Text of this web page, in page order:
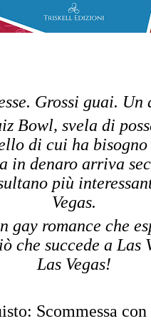
Grossi guai. Un
Bowl, svela di
di cui ha
in denaro arriva
più
Vegas.
gay romance che
che succede a Las
Las Vegas!
Scommessa